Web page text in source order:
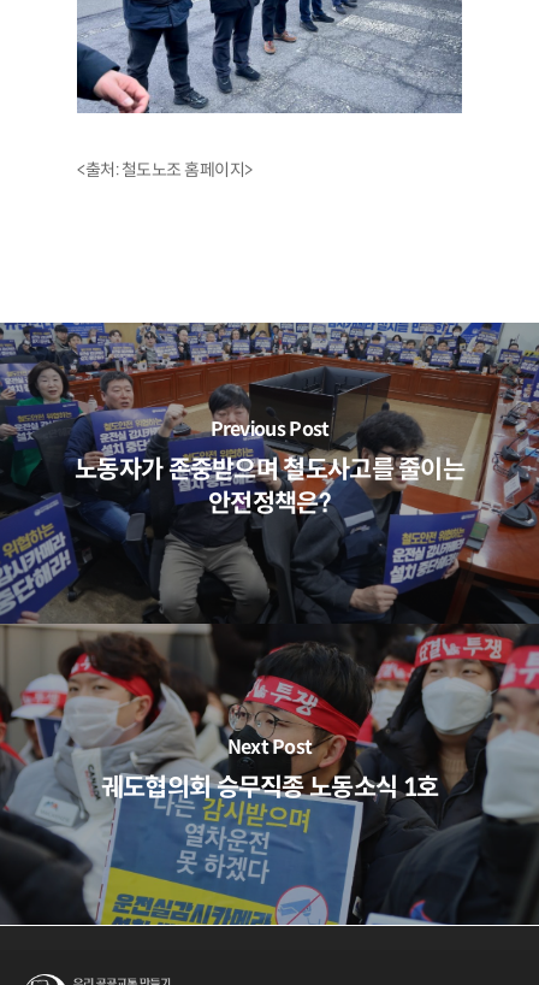
<출처: 철도노조 홈페이지>
Previous Post
노동자가 존중받으며 철도사고를 줄이는
안전정책은?
Next Post
궤도협의회 승무직종 노동소식 1호